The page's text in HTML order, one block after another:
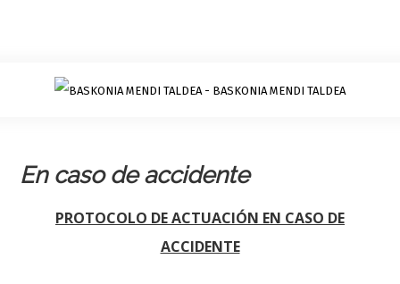
En caso de accidente
PROTOCOLO DE ACTUACIÓN EN CASO DE
ACCIDENTE